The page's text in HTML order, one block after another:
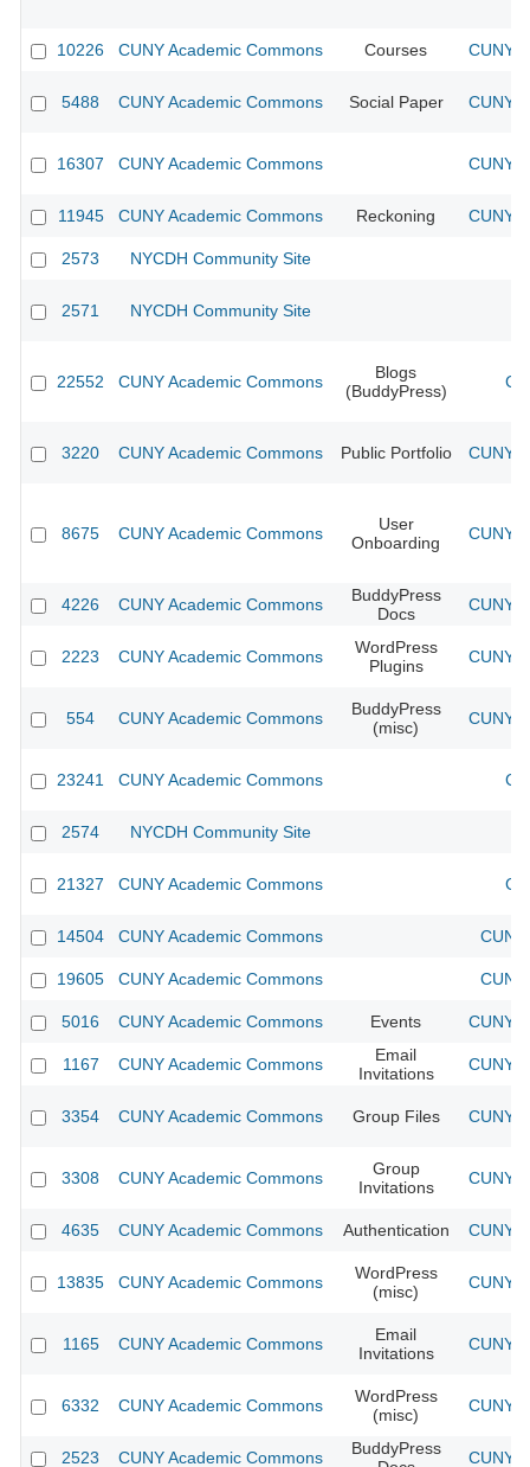
10226 CUNY Academic Commons Courses CUNY
5488 CUNY Academic Commons Social Paper CUNY
16307 CUNY Academic Commons CUNY
11945 CUNY Academic Commons Reckoning CUNY
2573 NYCDH Community Site
2571 NYCDH Community Site
22552 CUNY Academic Commons
Blogs
(BuddyPress)
3220 CUNY Academic Commons Public Portfolio CUNY
8675 CUNY Academic Commons
User
Onboarding
CUNY
4226 CUNY Academic Commons
BuddyPress
Docs
CUNY
2223 CUNY Academic Commons
WordPress
Plugins
CUNY
554 CUNY Academic Commons
BuddyPress
(misc)
CUNY
23241 CUNY Academic Commons
2574 NYCDH Community Site
21327 CUNY Academic Commons
14504 CUNY Academic Commons
19605 CUNY Academic Commons
5016 CUNY Academic Commons Events CUNY
1167 CUNY Academic Commons
Email
Invitations
CUNY
3354 CUNY Academic Commons Group Files CUNY
3308 CUNY Academic Commons
Group
Invitations
CUNY
4635 CUNY Academic Commons Authentication CUNY
13835 CUNY Academic Commons
WordPress
(misc)
CUNY
1165 CUNY Academic Commons
Email
Invitations
CUNY
6332 CUNY Academic Commons
WordPress
(misc)
CUNY
2523 CUNY Academic Commons
BuddyPress
CUNY